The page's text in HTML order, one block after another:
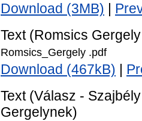
Download (3MB)
Text (Romsics
Romsics_Gergely .pdf
Download (467kB)
Text (Válasz -
Gergelynek)